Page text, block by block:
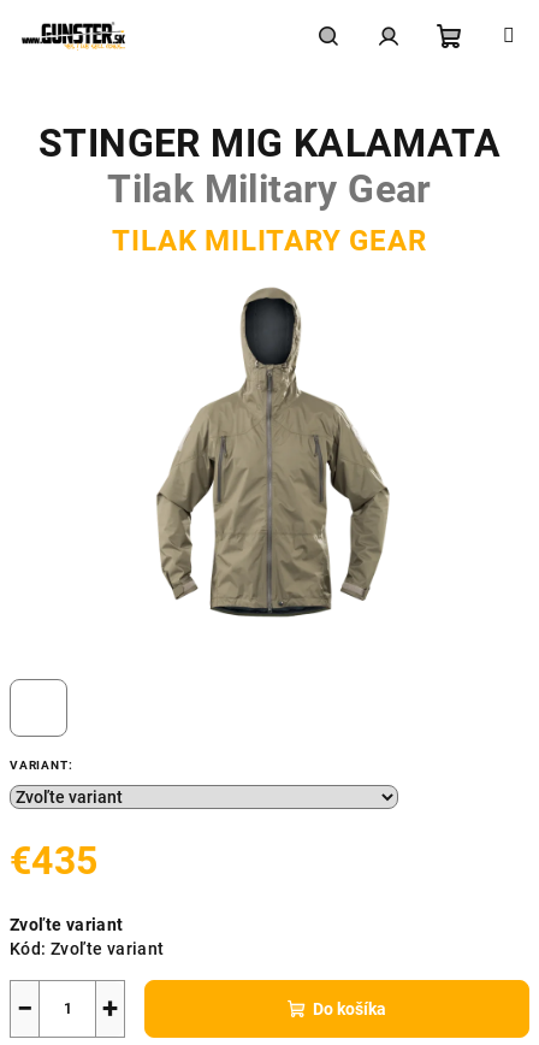
košík
VARIANT:
€435
cena:
Zvoľte variant
Kód: Zvoľte variant
+
− Do košíka
STINGER MIG KALAMATA
Tilak Military Gear
TILAK MILITARY GEAR